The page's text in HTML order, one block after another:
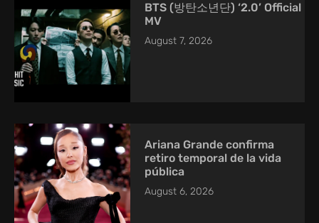
BTS (방탄소년단) ‘2.0’ Official
MV
August 7, 2026
Ariana Grande confirma
retiro temporal de la vida
pública
August 6, 2026